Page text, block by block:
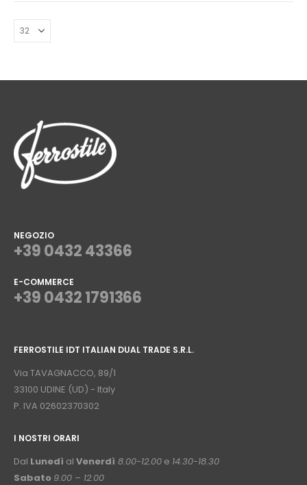
NEGOZIO
+39 0432 43366
E-COMMERCE
+39 0432 1791366
FERROSTILE IDT ITALIAN DUAL TRADE S.R.L.
Via TAVAGNACCO, 89/1
33100 UDINE (UD) - Italy
P. IVA 02602370302
I NOSTRI ORARI
Dal Lunedì al Venerdì 8.00-12.00 e 14.30-18.30
Sabato 9.00 – 12.00